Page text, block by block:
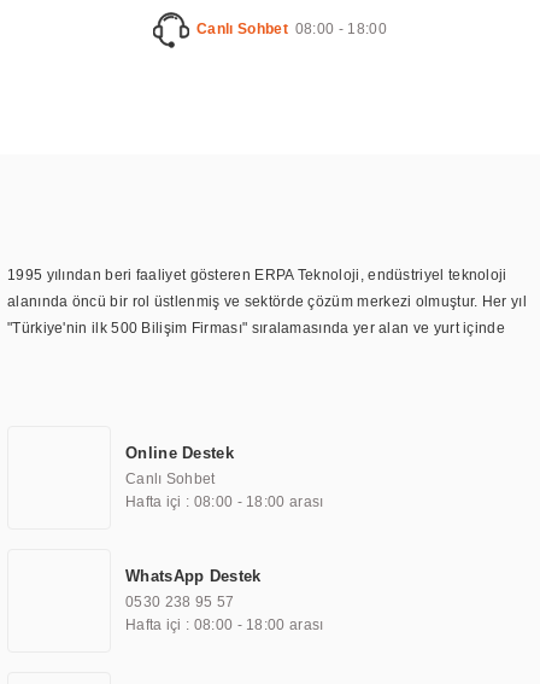
Canlı Sohbet 08:00 - 18:00
1995 yılından beri faaliyet gösteren ERPA Teknoloji, endüstriyel teknoloji
alanında öncü bir rol üstlenmiş ve sektörde çözüm merkezi olmuştur. Her yıl
"Türkiye'nin ilk 500 Bilişim Firması" sıralamasında yer alan ve yurt içinde
TOCHI markası altında kendi ürettiği ürünlerde kullanmıştır. Günümüzde
TOCHI; videowall, digital signage, kiosk, totem, akıllı durak ekranı, araç içi
ekran, asansör ekranı, digital menüboard, marin ekran, medikal ekran,
ekranları, endüstriyel ekranlar, kapı önü bilgi ekranları, panel PC,
endüstriyel Panel PC, mini PC, endüstriyel mini PC ve akıllı bina sistemleri
gibi çözümleri 4.5" ile 110” boyutları arasında üretebilirken, ayrıca standart
Online Destek
Canlı Sohbet
Hafta içi : 08:00 - 18:00 arası
WhatsApp Destek
0530 238 95 57
Hafta içi : 08:00 - 18:00 arası